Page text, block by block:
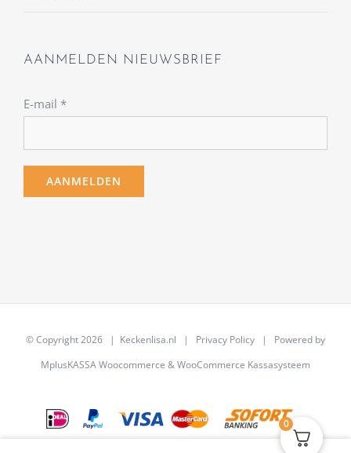
AANMELDEN NIEUWSBRIEF
E-mail *
© Copyright2026 | Keckenlisa.nl | Privacy Policy | Powered by
MplusKASSA Woocommerce &WooCommerce Kassasysteem
0